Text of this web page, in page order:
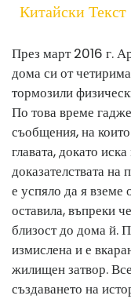
Китайски Текст
През март 2016 г.
дома си от
тормозили
По това време
съобщения, на
главата, докато
доказателствата на
е успяло да я вземе
оставила, въпреки
близост до дома й.
измислена и е
жилищен затвор.
създаването на